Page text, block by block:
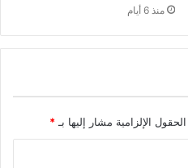
منذ 6 أيام
الحقول الإلزامية مشار إليها بـ *